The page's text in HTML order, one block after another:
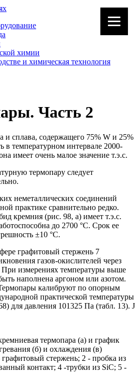
химии
и химическая технология
Часть 2
и сплава, содержащего 75% W и 25%
в температурном интервале 2000-
имеет очень малое значение т.э.с.
термопару следует
неметаллических соединений
практике сравнительно редко.
кремния (рис. 98, а) имеет т.э.с.
до 2700 °С. Срок ее
±10 °С.
графитовый стержень 7
газов-окислителей через
При измерениях температуры выше
наполнена аргоном или азотом.
калибруют по опорным
практической температуры
для давления 101325 Па (табл. 13). J
термопара (а) и график
(б) и охлаждения (в)
стержень; 2 - пробка из
контакт; 4 -трубки из SiC; 5 -